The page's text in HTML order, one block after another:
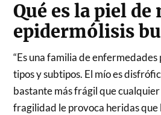
Qué es la piel
epidermólisis
“Es una familia de
tipos y subtipos. El mío es
bastante más frágil que cualquier
fragilidad le provoca heridas que